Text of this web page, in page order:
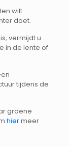
wilt
doet.
vermijdt u
in de lente of
tijdens de
groene
hiermeer